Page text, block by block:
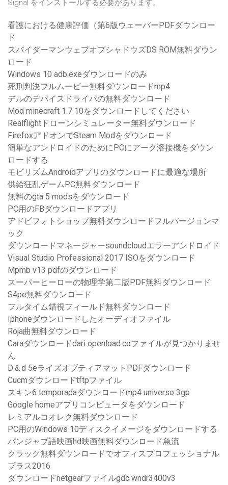
Signal をインストールする必要があります。
看護における健康評価（第6版ウェーバーPDFダウンロー
ド
スパイダーマンウェブオブシャドウズDS ROM無料ダウン
ロード
Windows 10 adb.exeダウンロードのみ
死刑判決フルムービー無料ダウンロードmp4
デルのデバイスドライバの無料ダウンロード
Mod minecraft 1.7 10をダウンロードしてください
Realflightドローンシミュレーター無料ダウンロード
FirefoxアドオンでSteam Modをダウンロード
簡単なアンドロイドのためにPCにアーク溶接機をダウン
ロードする
モビリズムAndroidアプリのダウンロードに最適な場所
供給狂乱ゲームPC無料ダウンロード
無料のgta 5 modsをダウンロード
PC用のFBダウンロードアプリ
アドビフォトショップ無料ダウンロードフルバージョンマ
ック
ダウンロードマネージャーsoundcloudエラーアンドロイド
Visual Studio Professional 2017 ISOをダウンロード
Mpmb v13 pdfのダウンロード
スーパーヒーローの物理学第二版PDF無料ダウンロード
S4pe無料ダウンロード
フルタイム錯視フィールド無料ダウンロード
Iphoneダウンロードしたオーディオファイル
Roja曲無料ダウンロード
Caraダウンロードdari openload.coファイルが見つかりませ
ん
D＆d 5eライズオブティアマットPDFダウンロード
Cucmダウンロードtftpファイル
スキン6 temporadaダウンロードmp4 universo 3gp
Google homeアプリコンピュータをダウンロード
レミアルコオレク無料ダウンロード
PC用のWindows 10ディスクイメージをダウンロードする
パンジャブ語映画hd映画無料ダウンロード急流
クラック無料ダウンロードでオフィスプロフェッショナル
プラス2016
ダウンロードnetgearファイルgdc wndr3400v3